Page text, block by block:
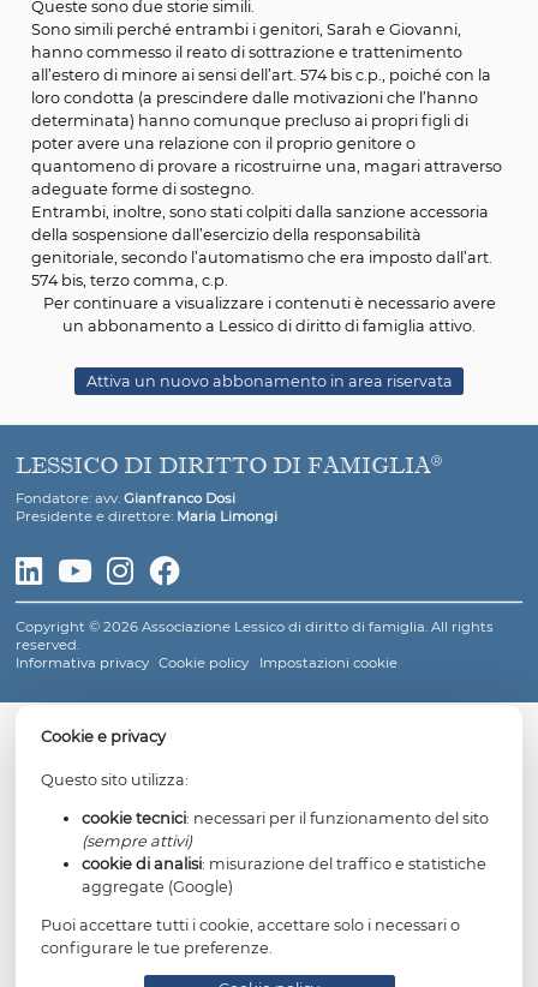
episodio aggressivo nei confronti della figlia, Marika si
rendeva irreperibile per circa venti giorni. In quel
Giovanni, in accordo con sua figlia Sabrina, decideva di
lasciare la loro casa trasferendosi dal fratello di
Austria, per iniziare una nuova vita. Dopo un breve
penale, Giovanni viene condannato alla pena di 4 mesi
reclusione per aver commesso il reato di cui all’art. 574
secondo comma, c.p. e alla pena accessoria della
dall’esercizio della responsabilità genitoriale,
Tribunale civile, poco tempo prima, aveva disposto
l’affidamento di Sabrina al padre autore del reato.
Queste sono due storie simili.
Sono simili perché entrambi i genitori, Sarah e
all’estero di minore ai sensi dell’art. 574 bis c.p., poiché
poter avere una relazione con il proprio genitore o
quantomeno di provare a ricostruirne una, magari
adeguate forme di sostegno.
della sospensione dall’esercizio della responsabilità
genitoriale, secondo l’automatismo che era imposto
574 bis, terzo comma, c.p.
Per continuare a visualizzare i contenuti è necessario
Attiva un nuovo abbonamento in area riservata
LESSICO DI DIRITTO DI FAMIGLIA
Fondatore: avv.Gianfranco Dosi